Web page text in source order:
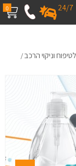
0 24/7
וניקוי הרכב/